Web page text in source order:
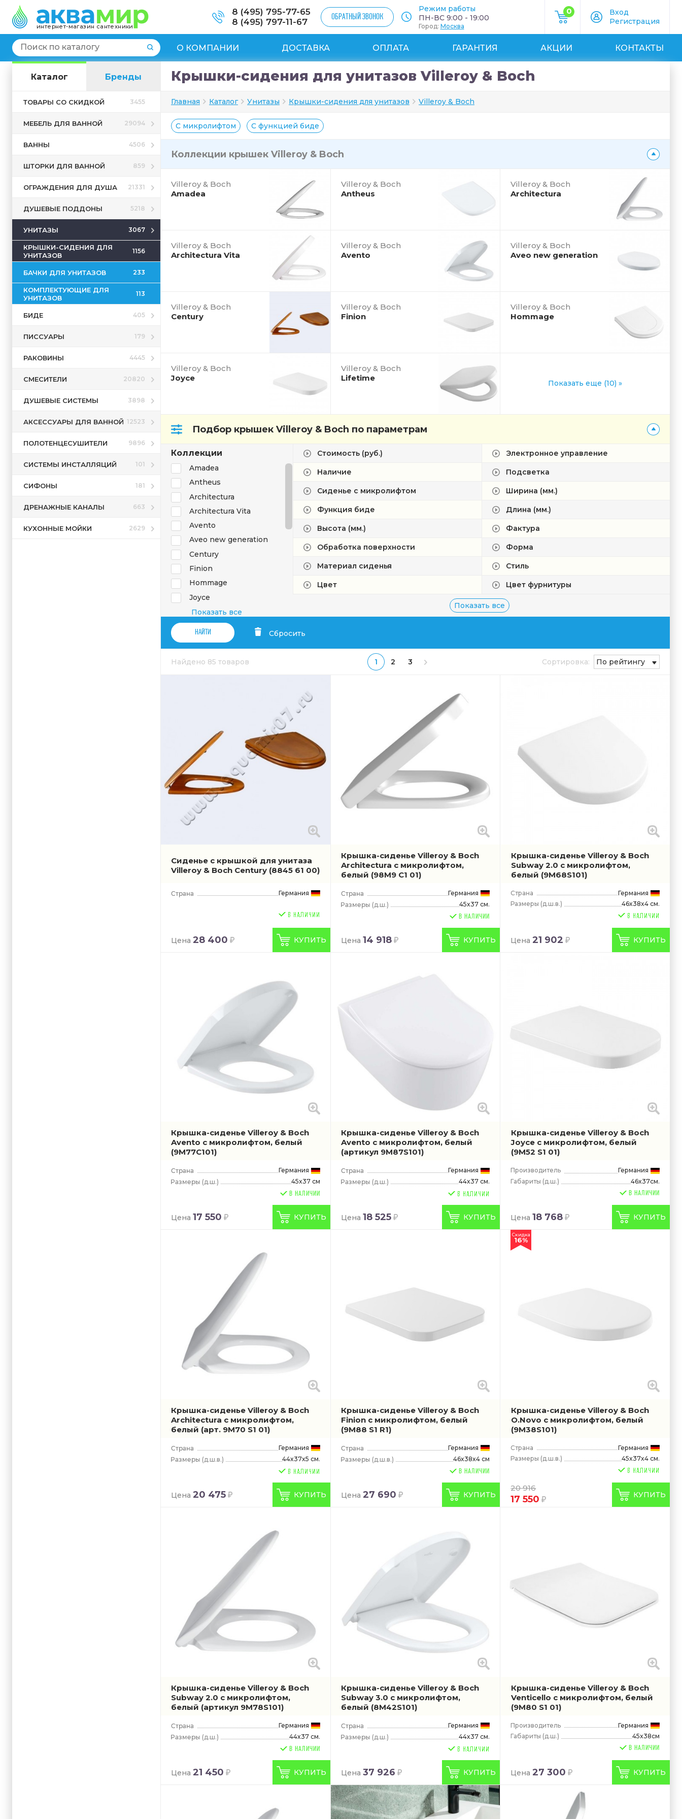
интернет-магазин сантехники
8 (495) 795-77-65
8 (495) 797-11-67
ОБРАТНЫЙ ЗВОНОК
Режим работы
ПН-ВС 9:00 - 19:00
Город: Москва
0
Вход
Регистрация
О КОМПАНИИ ДОСТАВКА ОПЛАТА ГАРАНТИЯ АКЦИИ КОНТАКТЫ
Каталог Бренды
ТОВАРЫ СО СКИДКОЙ 3455
МЕБЕЛЬ ДЛЯ ВАННОЙ 29094
ВАННЫ 4506
ШТОРКИ ДЛЯ ВАННОЙ 859
ОГРАЖДЕНИЯ ДЛЯ ДУША 21331
ДУШЕВЫЕ ПОДДОНЫ 5218
УНИТАЗЫ 3067
КРЫШКИ-СИДЕНИЯ ДЛЯ
УНИТАЗОВ
1156
БАЧКИ ДЛЯ УНИТАЗОВ 233
КОМПЛЕКТУЮЩИЕ ДЛЯ
УНИТАЗОВ
113
БИДЕ 405
ПИССУАРЫ 179
РАКОВИНЫ 4445
СМЕСИТЕЛИ 20820
ДУШЕВЫЕ СИСТЕМЫ 3898
АКСЕССУАРЫ ДЛЯ ВАННОЙ 12523
ПОЛОТЕНЦЕСУШИТЕЛИ 9896
СИСТЕМЫ ИНСТАЛЛЯЦИЙ 101
СИФОНЫ 181
ДРЕНАЖНЫЕ КАНАЛЫ 663
КУХОННЫЕ МОЙКИ 2629
Крышки-сидения для унитазов Villeroy & Boch
Главная Каталог Унитазы Крышки-сидения для унитазов Villeroy & Boch
С микролифтом С функцией биде
Коллекции крышек Villeroy & Boch
Villeroy & Boch
Amadea
Villeroy & Boch
Antheus
Villeroy & Boch
Architectura
Villeroy & Boch
Architectura Vita
Villeroy & Boch
Avento
Villeroy & Boch
Aveo new generation
Villeroy & Boch
Century
Villeroy & Boch
Finion
Villeroy & Boch
Hommage
Villeroy & Boch
Joyce
Villeroy & Boch
Lifetime
Показать еще (10) »
Подбор крышек Villeroy & Boch по параметрам
Коллекции
Amadea
Antheus
Architectura
Architectura Vita
Avento
Aveo new generation
Century
Finion
Hommage
Joyce
Lifetime
Memento 2.0
Omnia classic
Venticello
ViCare
Показать все
Стоимость (руб.)
Наличие
Сиденье с микролифтом
Функция биде
Высота (мм.)
Обработка поверхности
Материал сиденья
Цвет
Электронное управление
Подсветка
Ширина (мм.)
Длина (мм.)
Фактура
Форма
Стиль
Цвет фурнитуры
Показать все
Сбросить
Найдено 85 товаров 1 2 3 Сортировка: По рейтингу
Сиденье с крышкой для унитаза
Villeroy & Boch Century (8845 61 00)
Германия
Цена 28 400 КУПИТЬ
Крышка-сиденье Villeroy & Boch
Architectura с микролифтом,
белый (98M9 C1 01)
Германия
(д.ш.)
45x37 см.
В НАЛИЧИИ
Цена 14 918 КУПИТЬ
Крышка-сиденье Villeroy & Boch
Subway 2.0 с микролифтом,
белый (9M68S101)
Страна
Германия
Размеры (д.ш.в.) 46x38x4 см.
Цена 21 902 КУПИТЬ
Крышка-сиденье Villeroy & Boch
Avento с микролифтом, белый
(9M77C101)
Германия
(д.ш.)
45x37 см
В НАЛИЧИИ
Цена 17 550 КУПИТЬ
Крышка-сиденье Villeroy & Boch
Avento с микролифтом, белый
(артикул 9M87S101)
Германия
(д.ш.)
44x37 см.
Цена 18 525 КУПИТЬ
Крышка-сиденье Villeroy & Boch
Joyce с микролифтом, белый
(9M52 S1 01)
Производитель
Германия
Габариты (д.ш.)
46x37см.
В НАЛИЧИИ
Цена 18 768 КУПИТЬ
Крышка-сиденье Villeroy & Boch
Architectura с микролифтом,
белый (арт. 9M70 S1 01)
Германия
(д.ш.в.)
44x37x5 см.
Цена 20 475 КУПИТЬ
Крышка-сиденье Villeroy & Boch
Finion с микролифтом, белый
(9M88 S1 R1)
Германия
(д.ш.в.)
46x38x4 см
В НАЛИЧИИ
Цена 27 690 КУПИТЬ
Крышка-сиденье Villeroy & Boch
O.Novo с микролифтом, белый
(9M38S101)
Скидка
16%
Страна
Германия
Размеры (д.ш.в.) 45x37x4 см.
20 916
17 550 КУПИТЬ
Крышка-сиденье Villeroy & Boch
Subway 2.0 с микролифтом,
белый (артикул 9M78S101)
Германия
(д.ш.)
44x37 см.
В НАЛИЧИИ
Цена 21 450 КУПИТЬ
Крышка-сиденье Villeroy & Boch
Subway 3.0 с микролифтом,
белый (8M42S101)
Германия
(д.ш.)
44x37 см.
Цена 37 926 КУПИТЬ
Крышка-сиденье Villeroy & Boch
Venticello с микролифтом, белый
(9M80 S1 01)
Производитель
Германия
Габариты (д.ш.)
45x38см
В НАЛИЧИИ
Цена 27 300 КУПИТЬ